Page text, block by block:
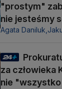
"prostym"
nie jesteśmy
Agata Daniluk,
za człowieka
nie